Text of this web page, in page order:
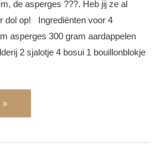
de asperges ???. Heb jij ze al
dol op! Ingrediënten voor 4
asperges 300 gram aardappelen
2 sjalotje 4 bosui 1 bouillonblokje
»